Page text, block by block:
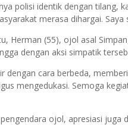
polisi identik dengan tilang,
merasa dihargai.
Herman (55), ojol asal
dengan aksi simpatik
dengan cara berbeda,
mengedukasi. Semoga
ojol, apresiasi juga